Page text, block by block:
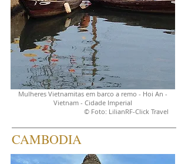
Mulheres Vietnamitas em barco a remo - Hoi An -
Vietnam - Cidade Imperial
© Foto: LilianRF-Click Travel
CAMBODIA